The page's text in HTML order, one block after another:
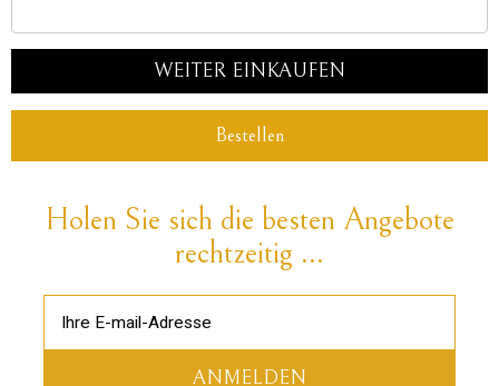
WEITER EINKAUFEN
Bestellen
Holen Sie sich die besten Angebote
rechtzeitig ...